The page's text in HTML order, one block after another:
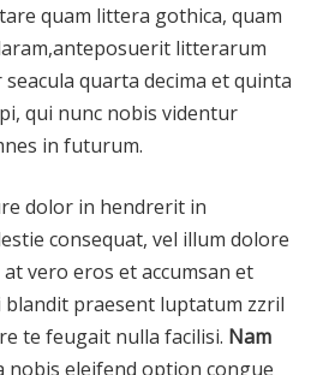
quam littera gothica, quam
litterarum
quarta decima et quinta
qui nunc nobis videntur
in futurum.
dolor in hendrerit in
consequat, vel illum dolore
vero eros et accumsan et
praesent luptatum zzril
te feugait nulla facilisi. Nam
nobis eleifend option congue